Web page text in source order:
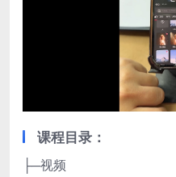
课程目录：
├─视频